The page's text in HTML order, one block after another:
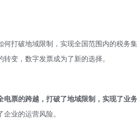
打破地域限制，实现全国范围内的税务
变，数字发票成为了新的选择。
电票的跨越，打破了地域限制，实现了业
业的运营风险。